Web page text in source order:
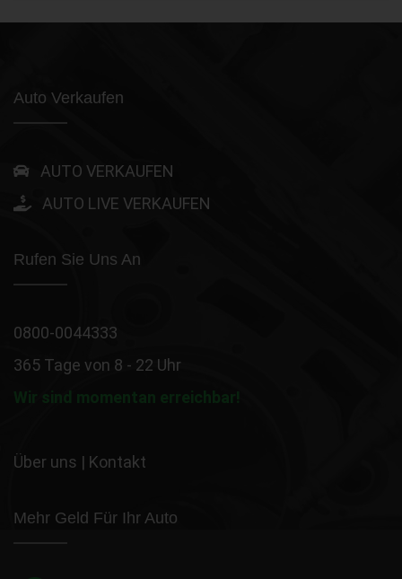
Auto Verkaufen
AUTO VERKAUFEN
AUTO LIVE VERKAUFEN
Rufen Sie Uns An
0800-0044333
365 Tage von 8 - 22 Uhr
Wir sind momentan erreichbar!
Über uns | Kontakt
Mehr Geld Für Ihr Auto